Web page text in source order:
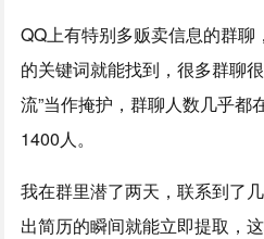
QQ上有特别多贩卖信息的群聊
的关键词就能找到，很多群聊
流”当作掩护，群聊人数几乎都
1400人。
我在群里潜了两天，联系到了
出简历的瞬间就能立即提取，